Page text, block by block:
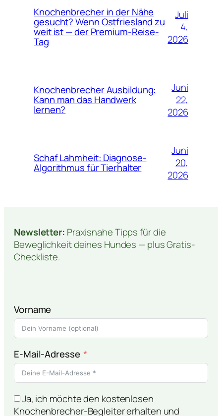
Knochenbrecher in der Nähe
gesucht? Wenn Ostfriesland zu
weit ist — der Premium-Reise-
Tag
Juli
4,
2026
Knochenbrecher Ausbildung:
Kann man das Handwerk
lernen?
Juni
22,
2026
Schaf Lahmheit: Diagnose-
Algorithmus für Tierhalter
Juni
20,
2026
Newsletter: Praxisnahe Tipps für die
Beweglichkeit deines Hundes — plus Gratis-
Checkliste.
Vorname
E-Mail-Adresse
Ja, ich möchte den kostenlosen
Knochenbrecher-Begleiter erhalten und